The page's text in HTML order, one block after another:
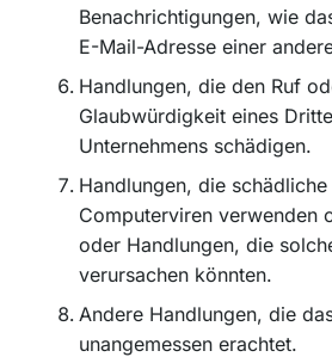
Benachrichtigungen, wie
E-Mail-Adresse einer
Handlungen, die den Ruf
Glaubwürdigkeit eines
Unternehmens schädigen.
Handlungen, die
Computerviren verwenden
oder Handlungen, die
verursachen könnten.
Andere Handlungen, die
unangemessen erachtet.